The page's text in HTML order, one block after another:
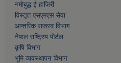
नमाेबुद्ध ई हाजिरी
विस्तृत एसएमएस सेवा
आन्तरिक राजस्व विभाग
नेपाल राष्ट्रिय पोर्टल
कृषि विभाग
भूमि व्यवस्थापन विभाग